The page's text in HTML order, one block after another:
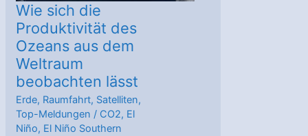
Wie sich die
Produktivität des
Ozeans aus dem
Weltraum
beobachten lässt
Erde, Raumfahrt, Satelliten,
Top-Meldungen / CO2, El
Niño, El Niño Southern